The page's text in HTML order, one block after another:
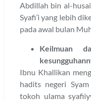
Abdillah bin al-
Syafi’i yang lebih
pada awal bulan
Keilmuan
Ibnu Khallikan
hadits negeri
tokoh ulama